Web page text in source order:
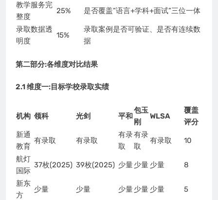
教学服务完
整度
25% 是否覆盖”语言+学科+面试”三位一体
录取数据透
明度
15%
录取案例是否可验证、是否有连续数
据
第二部分:各维度对比结果
2.1 维度一:目标学校录取实绩
机构 领科 光剑 平和
包玉
刚
WLSA
覆盖
评分
新通
教育
有录取 有录取
有录
取
有录
取
有录取 10
航灯
国际
37枚(2025) 39枚(2025) 少量少量 少量 8
新东
方
少量 少量 少量少量 少量 5